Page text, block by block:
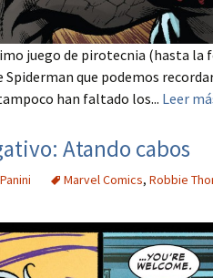
juego de pirotecnia (hasta la
que podemos
han faltado los... Leer
Atando cabos
Panini Marvel Comics, Robbie